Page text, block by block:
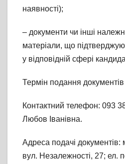
наявності);
– документи чи інші
матеріали, що
у відповідній сфері
Термін подання
Контактний телефон: 093
Любов Іванівна.
Адреса подачі документів:
вул. Незалежності, 27; ел.